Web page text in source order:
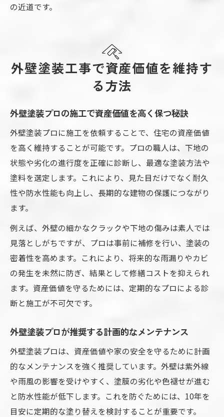
の近道です。
外壁塗装工事で資産価値を維持す
る方法
外壁塗装プロの施工で資産価値を高く保つ秘訣
外壁塗装プロに施工を依頼することで、住宅の資産価値
を高く維持することが可能です。プロの職人は、下地の
状態や劣化の進行度を正確に診断し、最適な塗装方法や
塗料を選定します。これにより、見た目だけでなく耐久
性や防水性能も向上し、長期的な建物の保護につながり
ます。
例えば、外壁の細かなクラックや下地の傷みは素人では
見落としがちですが、プロは事前に補修を行い、塗装の
密着性を高めます。これにより、将来的な雨漏りやカビ
の発生を未然に防ぎ、結果として修繕コストを抑えられ
ます。資産価値を守るためには、定期的なプロによる診
断と施工が不可欠です。
外壁塗装プロが推奨する計画的なメンテナンス
外壁塗装プロは、資産価値や家の安全を守るために計画
的なメンテナンスを強く推奨しています。外壁は紫外線
や雨風の影響を受けやすく、塗膜の劣化や色褪せが進む
と防水性能が低下します。これを防ぐためには、10年を
目安に定期的な塗り替えを検討することが重要です。